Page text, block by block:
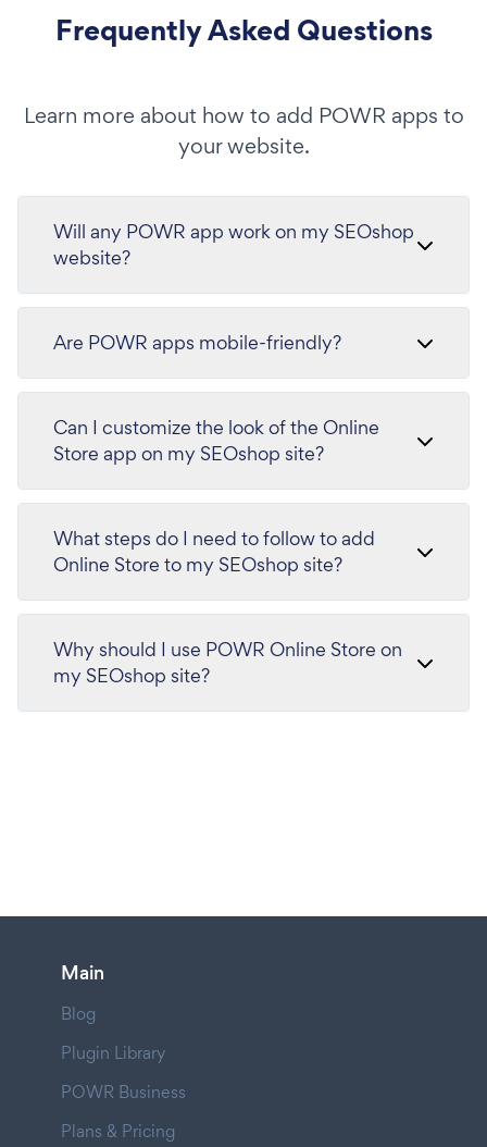
Frequently Asked Questions
Learn more about how to add POWR apps to
your website.
Will any POWR app work on my SEOshop
website?
Are POWR apps mobile-friendly?
Can I customize the look of the Online
Store app on my SEOshop site?
What steps do I need to follow to add
Online Store to my SEOshop site?
Why should I use POWR Online Store on
my SEOshop site?
Main
Blog
Plugin Library
POWR Business
Plans & Pricing